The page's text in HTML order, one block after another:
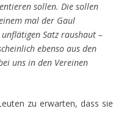
sollen. Die sollen
mal der Gaul
Satz raushaut –
ebenso aus den
uns in den Vereinen
zu erwarten, dass sie